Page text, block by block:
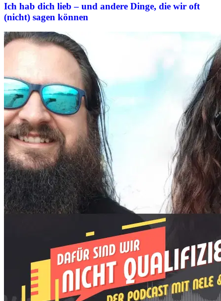
Ich hab dich lieb – und andere Dinge, die wir oft
(nicht) sagen können